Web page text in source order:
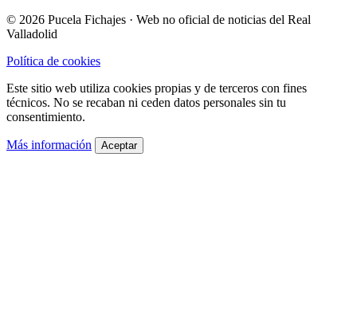
© 2026 Pucela Fichajes · Web no oficial de noticias del Real
Valladolid
Política de cookies
Este sitio web utiliza cookies propias y de terceros con fines
técnicos. No se recaban ni ceden datos personales sin tu
consentimiento.
Más información Aceptar